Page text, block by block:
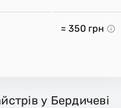
≈ 350 грн
у Бердичеві